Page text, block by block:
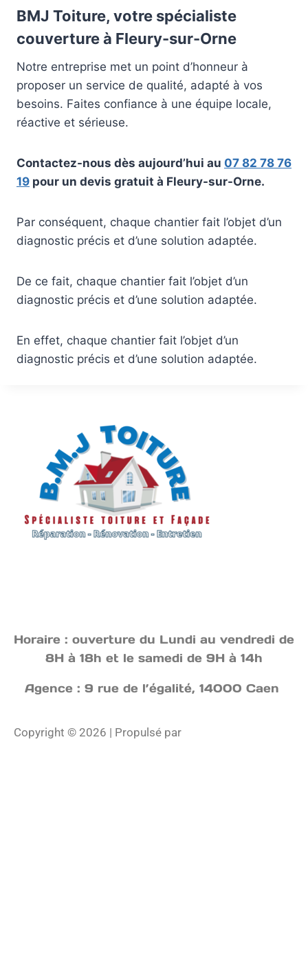
BMJ Toiture, votre spécialiste
couverture à Fleury-sur-Orne
Notre entreprise met un point d’honneur à
proposer un service de qualité, adapté à vos
besoins. Faites confiance à une équipe locale,
réactive et sérieuse.
Contactez-nous dès aujourd’hui au 07 82 78 76
19 pour un devis gratuit à Fleury-sur-Orne.
Par conséquent, chaque chantier fait l’objet d’un
diagnostic précis et d’une solution adaptée.
De ce fait, chaque chantier fait l’objet d’un
diagnostic précis et d’une solution adaptée.
En effet, chaque chantier fait l’objet d’un
diagnostic précis et d’une solution adaptée.
Horaire : ouverture du Lundi au vendredi de
8H à 18h et le samedi de 9H à 14h
Agence : 9 rue de l’égalité, 14000 Caen
Copyright © 2026 | Propulsé par